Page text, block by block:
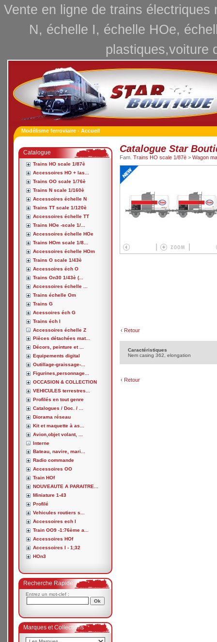
Vente en ligne de trains
N, échelle I, échelle HOe,
plastiques,voiture
Modélisme ferroviaire - Accueil
Catalogue
Trains HO scale 1/87è
Accessoires HO + las...
Trains OO scale 1/76è
Trains N scale 1/160è
Accessoires échelle N
Trains TT scale 1/120è
Accessoires échelle TT
Trains HOe -scale 1/...
Accessoires échelle HOe
Trains HOm scale 1/8...
Accessoires échelle HOm
Trains O scale 1/43è
Accessoires éch O
Trains On30 1/43è (...
Accessoires échelle ...
Trains échelle Om
Trains G
Acessoires éch G
Trains éch I
Accessoires échelle Z
Pièces détachées mat...
Décors, peinture et ...
Equipements digital
Outillage-graissage-...
Figurines,personnage...
OCCASION & COLLECTION
VEHICULES terrestres...
Profilés en tout genre
Catalogues / Doc. / ...
Diorama réseau
Kit et maquette à as...
Avion,objet volant, ...
Interne
Bateau, navire, mari...
Radio commande
Accessoires OO
Train HOf
NOUVEAUTE A PARAITRE...
Miniature 1-43
Profilé
Vehicules routiers s...
Accessoires ech I
Train OO9 -1:76ème a...
Accessoires HOf
Accessoires I - 1;32
HOn3
Recherche Rapide
Entrez un mot-clef :
Marques et Collections
Catalogue Star
Fam. Trains HO scale 1/87è > Wagon
‹ Retour
Caractéristiques
Nem casing 362, elongation
‹ Retour